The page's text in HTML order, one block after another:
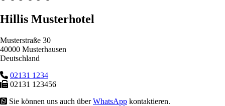
Hillis Musterhotel
Musterstraße 30
40000 Musterhausen
Deutschland
02131 1234
02131 123456
Sie können uns auch überWhatsApp kontaktieren.